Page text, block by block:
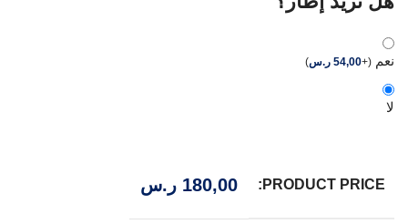
نعم (
+
54,00 ر.س)
لا
PRODUCT PRICE:
180,00 ر.س